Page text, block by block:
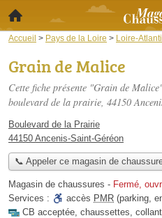
Accueil > Pays de la Loire > Loire-
Grain de Malice
Cette fiche présente "Grain de
boulevard de la prairie, 44150
Boulevard de la Prairie
44150 Ancenis-Saint-Géréon
📞 Appeler ce magasin de
Magasin de chaussures - Fermé,
Services :
accès PMR (parking,
CB acceptée, chaussettes,